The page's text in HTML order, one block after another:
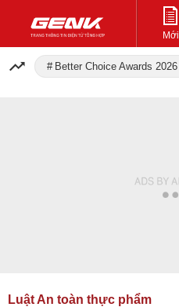
Mới
Better Choice Awards 2026
Luật An toàn thực phẩm